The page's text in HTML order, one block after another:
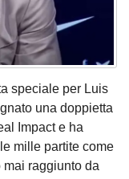
speciale per Luis
una doppietta
Impact e ha
mille partite come
raggiunto da